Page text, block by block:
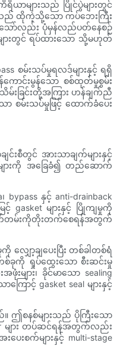
ယာများသည် ပြိုင်ပွဲများတွင်
သည် ထိုကဲ့သို့သော ကပ်ဘေးကြီး
ော်လည်း ပုံမှန်လည်ပတ်နေစဉ်
ျားတွင် ရပ်ထားသော သို့မဟုတ်
စမ်းသပ်မှုရလဒ်များနှင့် ရရှိ
ကောင်းမွန်သော စစ်ထုတ်မှုစွမ်း
မ်းခြင်းတို့အကြား ဟန်ချက်ညီ
စမ်းသပ်မှုဖြင့် ထောက်ခံပေး
းစီတွင် အားသာချက်များနှင့်
းများကို အခြေခံ၍ တည်ဆောက်
နှင့် anti-drainback
gasket များနှင့် ပြိုကျမှုကို
မှုသက်တမ်းကိုတိုးတက်စေရန်အတွက်
ော့ချပေးပြီး တစ်ခါတစ်ရံ
စ်ခုကို ရှုပ်ထွေးသော စီးဆင်းမှု
ျား၊ ခိုင်မာသော sealing
ာင့် gasket seal များနှင့်
။ ဤစနစ်များသည် ပိုကြီးသော
များ တပ်ဆင်ရန်အတွက်လည်း
ေးစက်များနှင့် multi-stage